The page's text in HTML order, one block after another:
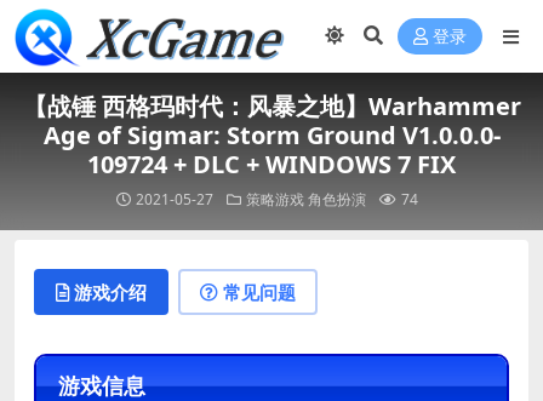
登录
【战锤 西格玛时代：风暴之地】Warhammer
Age of Sigmar: Storm Ground V1.0.0.0-
109724 + DLC + WINDOWS 7 FIX
2021-05-27 策略游戏 角色扮演 74
游戏介绍 常见问题
游戏信息